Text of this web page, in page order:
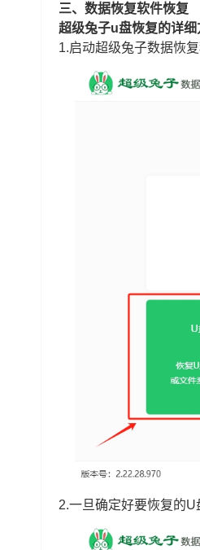
三、数据恢复软件恢复
超级兔子u盘恢复的详细
1.启动超级兔子数据恢
2.一旦确定好要恢复的